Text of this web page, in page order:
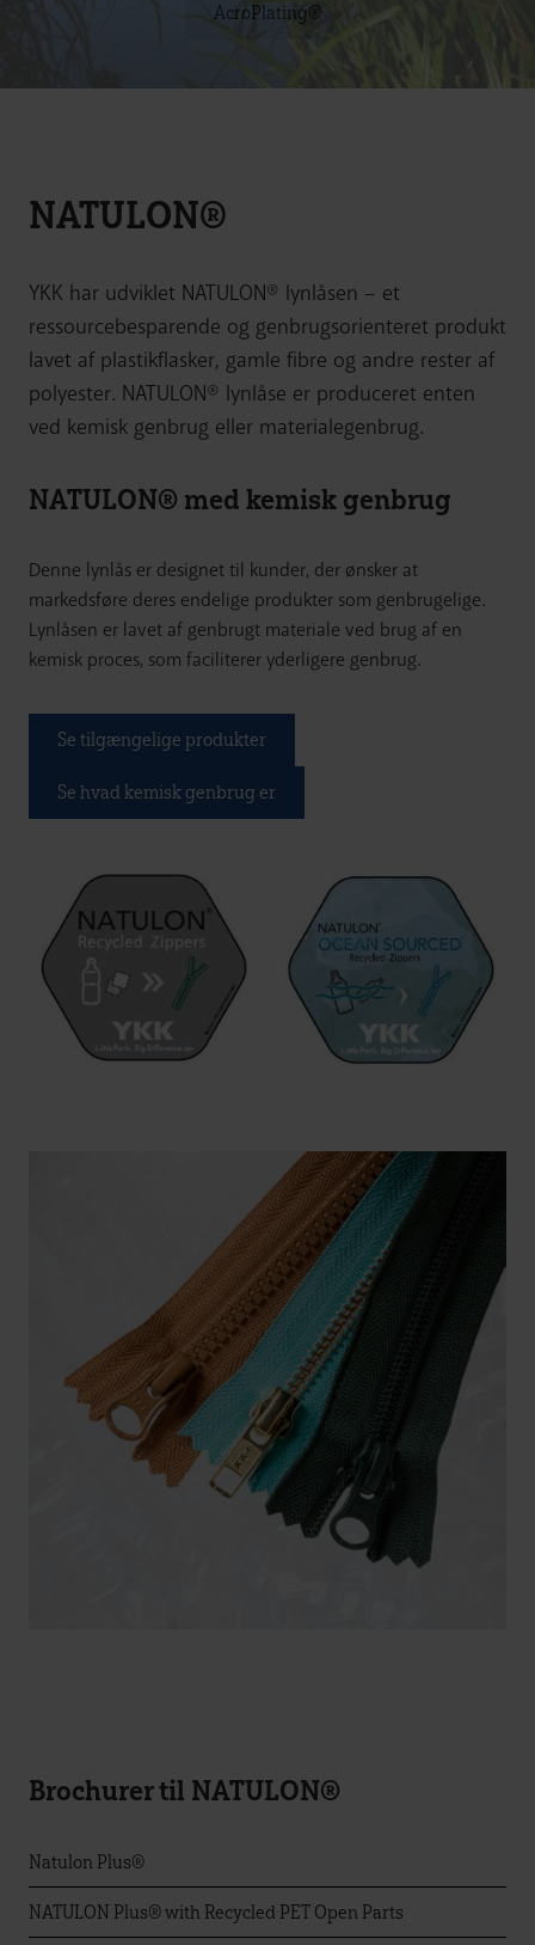
AcroPlating®
NATULON®
YKK har udviklet NATULON® lynlåsen – et
ressourcebesparende og genbrugsorienteret produkt
lavet af plastikflasker, gamle fibre og andre rester af
polyester. NATULON® lynlåse er produceret enten
ved kemisk genbrug eller materialegenbrug.
NATULON® med kemisk genbrug
Denne lynlås er designet til kunder, der ønsker at
markedsføre deres endelige produkter som genbrugelige.
Lynlåsen er lavet af genbrugt materiale ved brug af en
kemisk proces, som faciliterer yderligere genbrug.
Se tilgængelige produkter
Se hvad kemisk genbrug er
Brochurer til NATULON®
Natulon Plus®
NATULON Plus® with Recycled PET Open Parts